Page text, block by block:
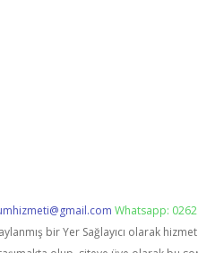
Whatsapp:
bir Yer Sağlayıcı olarak